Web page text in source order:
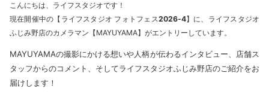
こんにちは、ライフスタジオです！
現在開催中の【ライフスタジオ フォトフェス2026-4】に、ライフスタジオ
ふじみ野店のカメラマン【MAYUYAMA】がエントリーしています。
MAYUYAMAの撮影にかける想いや人柄が伝わるインタビュー、店舗ス
タッフからのコメント、そしてライフスタジオふじみ野店のご紹介をお
届けします！